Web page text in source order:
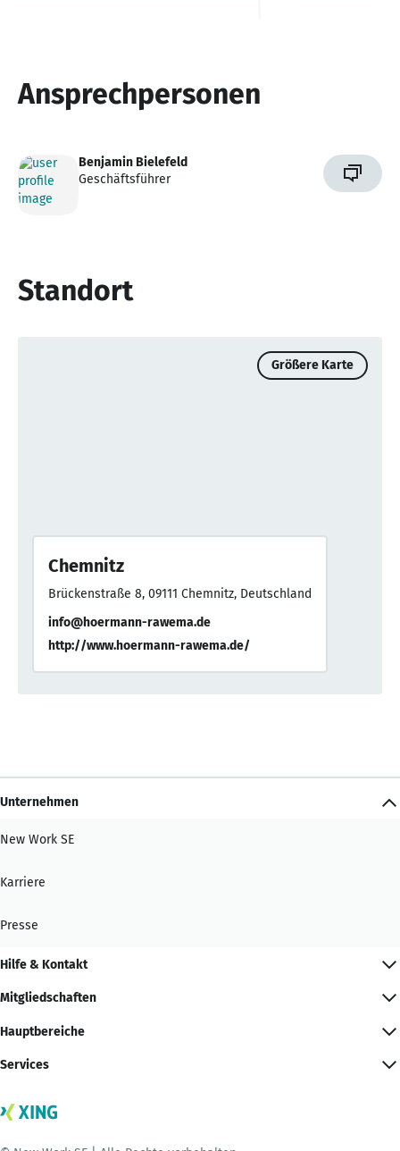
Ansprechpersonen
Benjamin Bielefeld
Geschäftsführer
Standort
Größere Karte
Chemnitz
Brückenstraße 8, 09111 Chemnitz, Deutschland
info@hoermann-rawema.de
http://www.hoermann-rawema.de/
Unternehmen
New Work SE
Karriere
Presse
Hilfe & Kontakt
Mitgliedschaften
Hauptbereiche
Services